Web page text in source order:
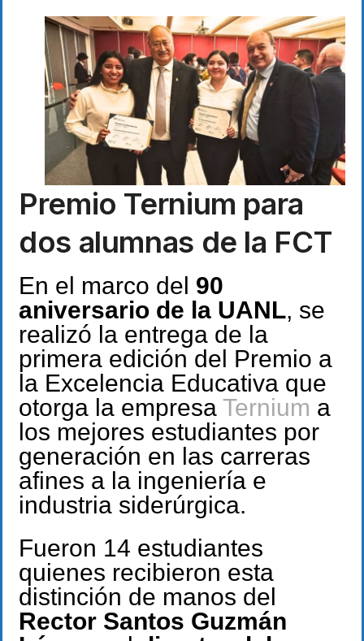
Premio Ternium para
dos alumnas de la FCT
En el marco del 90
aniversario de la UANL, se
realizó la entrega de la
primera edición del Premio a
la Excelencia Educativa que
otorga la empresa Ternium a
los mejores estudiantes por
generación en las carreras
afines a la ingeniería e
industria siderúrgica.
Fueron 14 estudiantes
quienes recibieron esta
distinción de manos del
Rector Santos Guzmán